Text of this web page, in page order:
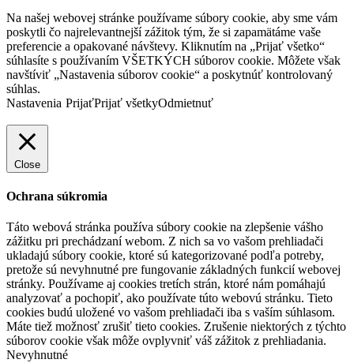
Na našej webovej stránke používame súbory cookie, aby sme vám
poskytli čo najrelevantnejší zážitok tým, že si zapamätáme vaše
preferencie a opakované návštevy. Kliknutím na „Prijať všetko“
súhlasíte s používaním VŠETKÝCH súborov cookie. Môžete však
navštíviť „Nastavenia súborov cookie“ a poskytnúť kontrolovaný
súhlas.
Nastavenia PrijaťPrijať všetkyOdmietnuť
Close
Ochrana súkromia
Táto webová stránka používa súbory cookie na zlepšenie vášho
zážitku pri prechádzaní webom. Z nich sa vo vašom prehliadači
ukladajú súbory cookie, ktoré sú kategorizované podľa potreby,
pretože sú nevyhnutné pre fungovanie základných funkcií webovej
stránky. Používame aj cookies tretích strán, ktoré nám pomáhajú
analyzovať a pochopiť, ako používate túto webovú stránku. Tieto
cookies budú uložené vo vašom prehliadači iba s vaším súhlasom.
Máte tiež možnosť zrušiť tieto cookies. Zrušenie niektorých z týchto
súborov cookie však môže ovplyvniť váš zážitok z prehliadania.
Nevyhnutné